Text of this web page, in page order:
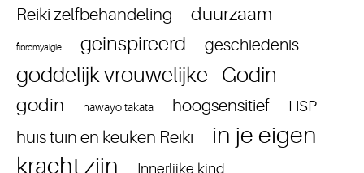
Reiki zelfbehandeling
duurzaam
fibromyalgie geinspireerd geschiedenis
goddelijk vrouwelijke - Godin
godin hawayo takata hoogsensitief HSP
huis tuin en keuken Reiki
in je eigen
kracht zijn
Innerlijke kind